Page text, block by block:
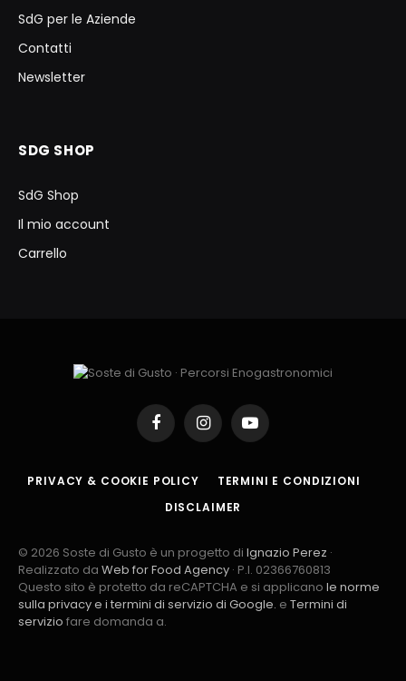
SdG per le Aziende
Contatti
Newsletter
SDG SHOP
SdG Shop
Il mio account
Carrello
FacebookInstagramYouTube
PRIVACY & COOKIE POLICY
TERMINI E CONDIZIONI
DISCLAIMER
© 2026 Soste di Gusto è un progetto di Ignazio Perez ·
Realizzato da Web for Food Agency · P.I. 02366760813
Questo sito è protetto da reCAPTCHA e si applicano le norme
sulla privacy e i termini di servizio di Google. e Termini di
servizio fare domanda a.